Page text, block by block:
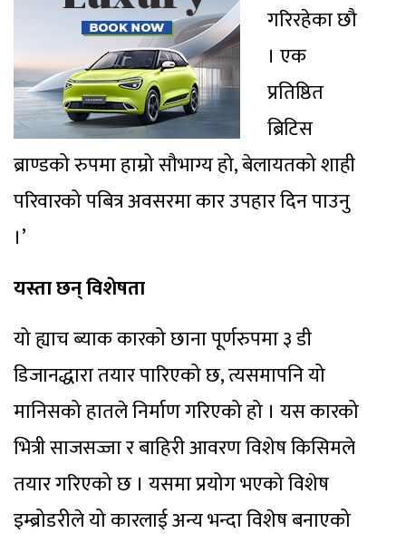
गरिरहेका छौ
। एक
प्रतिष्ठित
ब्रिटिस
ब्राण्डको रुपमा हाम्रो सौभाग्य हो, बेलायतको शाही
परिवारको पबित्र अवसरमा कार उपहार दिन पाउनु
।’
यस्ता छन् विशेषता
यो ह्याच ब्याक कारको छाना पूर्णरुपमा ३ डी
डिजानद्धारा तयार पारिएको छ, त्यसमापनि यो
मानिसको हातले निर्माण गरिएको हो । यस कारको
भित्री साजसज्जा र बाहिरी आवरण विशेष किसिमले
तयार गरिएको छ । यसमा प्रयोग भएको विशेष
इम्ब्रोडरीले यो कारलाई अन्य भन्दा विशेष बनाएको